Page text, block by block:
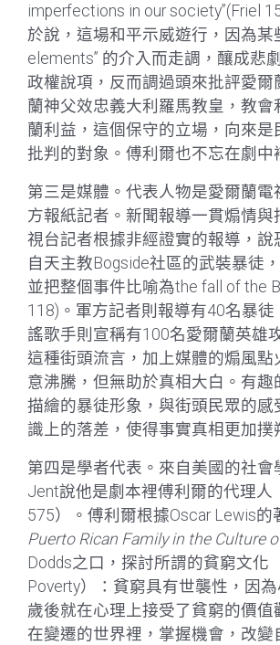
imperfections in our society”(Friel
於說，這場和平示威遊行，因為某
elements” 的介入而走調，釀成悲
政權說項，反而調過頭來批評愛爾
蘭神父效忠義大利羅馬教皇，教會
蘭利益，這個保守的立場，向來是
批判的對象。傅利爾也不忘在劇中
第三是媒體。代表人物是愛爾蘭電
方報紙記者。新聞報導一貫煽情與
視台記者根據非經證實的報導，說
自天主教Bogside社區的武裝暴徒
並把整個事件比喻為the fall of the
118)。軍方記者則報導有40名暴徒
謠歌手則宣稱有100名愛爾蘭英雄
這種街頭流言，加上媒體的煽風點
意沸騰，但無助於真相大白。有趣
描繪的暴徒形象，與街頭民眾的感
識上的落差，使得事實真相更加撲
第四是學者代表。來自美國的社會
Jent說他是劇本裡傅利爾的代理人
575）。傅利爾根據Oscar Lewis的
Puerto Rican Family in the Culture
Dodds之口，探討所謂的貧窮文化
Poverty）：貧窮具有世襲性，因
歲後就在心理上接受了貧窮的價值
在變遷的世界裡，掌握機會，改變